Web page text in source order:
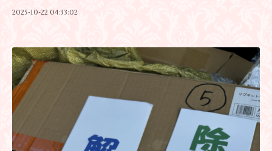
2025-10-22 04:33:02